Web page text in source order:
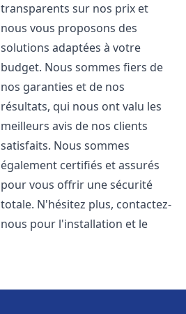
transparents sur nos prix et
nous vous proposons des
solutions adaptées à votre
budget. Nous sommes fiers de
nos garanties et de nos
résultats, qui nous ont valu les
meilleurs avis de nos clients
satisfaits. Nous sommes
également certifiés et assurés
pour vous offrir une sécurité
totale. N'hésitez plus, contactez-
nous pour l'installation et le